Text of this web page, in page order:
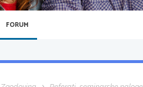
FORUM